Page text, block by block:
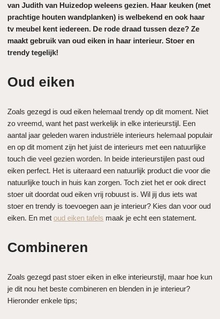
van Judith van Huizedop weleens gezien. Haar keuken (met
prachtige houten wandplanken) is welbekend en ook haar
tv meubel kent iedereen. De rode draad tussen deze? Ze
maakt gebruik van oud eiken in haar interieur. Stoer en
trendy tegelijk!
Oud eiken
Zoals gezegd is oud eiken helemaal trendy op dit moment. Niet
zo vreemd, want het past werkelijk in elke interieurstijl. Een
aantal jaar geleden waren industriële interieurs helemaal populair
en op dit moment zijn het juist de interieurs met een natuurlijke
touch die veel gezien worden. In beide interieurstijlen past oud
eiken perfect. Het is uiteraard een natuurlijk product die voor die
natuurlijke touch in huis kan zorgen. Toch ziet het er ook direct
stoer uit doordat oud eiken vrij robuust is. Wil jij dus iets wat
stoer en trendy is toevoegen aan je interieur? Kies dan voor oud
eiken. En met oud eiken tafels maak je echt een statement.
Combineren
Zoals gezegd past stoer eiken in elke interieurstijl, maar hoe kun
je dit nou het beste combineren en blenden in je interieur?
Hieronder enkele tips;